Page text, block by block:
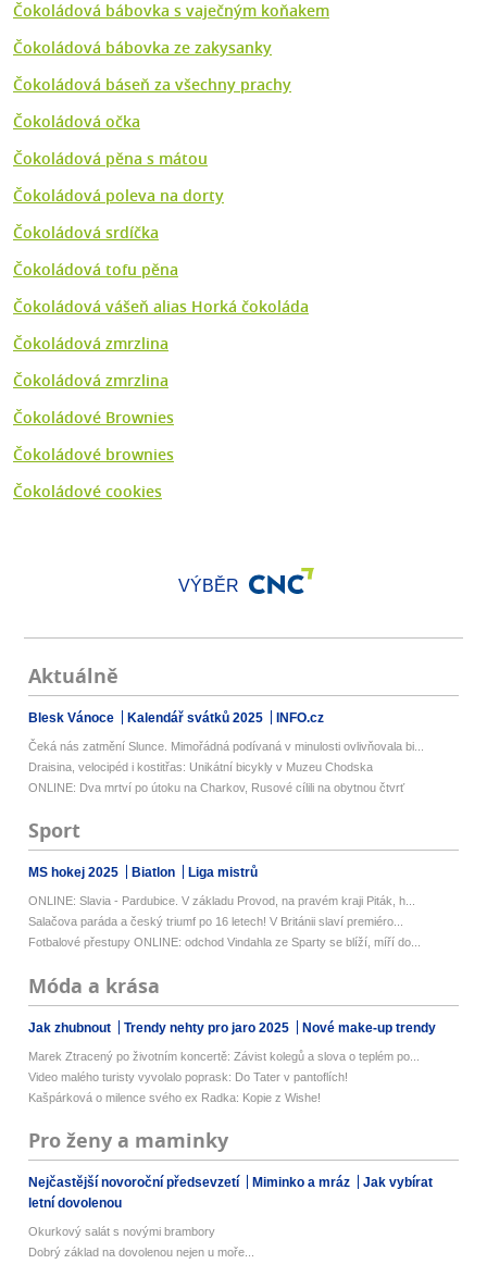
Čokoládová bábovka s vaječným koňakem
Čokoládová bábovka ze zakysanky
Čokoládová báseň za všechny prachy
Čokoládová očka
Čokoládová pěna s mátou
Čokoládová poleva na dorty
Čokoládová srdíčka
Čokoládová tofu pěna
Čokoládová vášeň alias Horká čokoláda
Čokoládová zmrzlina
Čokoládová zmrzlina
Čokoládové Brownies
Čokoládové brownies
Čokoládové cookies
VÝBĚR
Aktuálně
Blesk Vánoce Kalendář svátků 2025 INFO.cz
Čeká nás zatmění Slunce. Mimořádná podívaná v minulosti ovlivňovala bi...
Draisina, velocipéd i kostitřas: Unikátní bicykly v Muzeu Chodska
ONLINE: Dva mrtví po útoku na Charkov, Rusové cílili na obytnou čtvrť
Sport
MS hokej 2025 Biatlon Liga mistrů
ONLINE: Slavia - Pardubice. V základu Provod, na pravém kraji Piták, h...
Salačova paráda a český triumf po 16 letech! V Británii slaví premiéro...
Fotbalové přestupy ONLINE: odchod Vindahla ze Sparty se blíží, míří do...
Móda a krása
Jak zhubnout Trendy nehty pro jaro 2025 Nové make-up trendy
Marek Ztracený po životním koncertě: Závist kolegů a slova o teplém po...
Video malého turisty vyvolalo poprask: Do Tater v pantoflích!
Kašpárková o milence svého ex Radka: Kopie z Wishe!
Pro ženy a maminky
Nejčastější novoroční předsevzetí Miminko a mráz
Jak vybírat
letní dovolenou
Okurkový salát s novými brambory
Dobrý základ na dovolenou nejen u moře...